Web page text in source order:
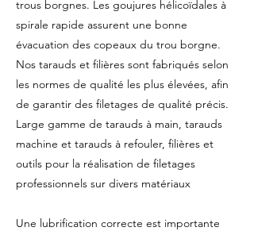
trous borgnes. Les goujures hélicoïdales à
spirale rapide assurent une bonne
évacuation des copeaux du trou borgne.
Nos tarauds et filières sont fabriqués selon
les normes de qualité les plus élevées, afin
de garantir des filetages de qualité précis.
Large gamme de tarauds à main, tarauds
machine et tarauds à refouler, filières et
outils pour la réalisation de filetages
professionnels sur divers matériaux
Une lubrification correcte est importante